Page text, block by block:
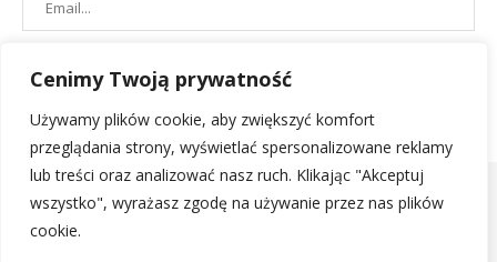
Cenimy Twoją prywatność
Używamy plików cookie, aby zwiększyć komfort
przeglądania strony, wyświetlać spersonalizowane reklamy
lub treści oraz analizować nasz ruch. Klikając "Akceptuj
wszystko", wyrażasz zgodę na używanie przez nas plików
cookie.